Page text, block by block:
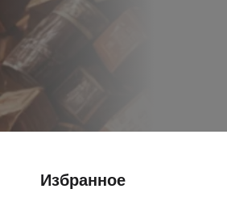
Избранное